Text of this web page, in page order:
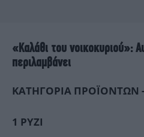
«Καλάθι του νοικοκυριού»:
περιλαμβάνει
ΚΑΤΗΓΟΡΙΑ ΠΡΟΪΟΝΤΩΝ
1 PYZI